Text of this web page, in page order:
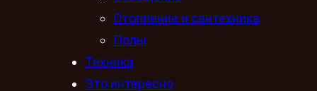
Отопление и сантехника
Полы
Техника
Это интересно